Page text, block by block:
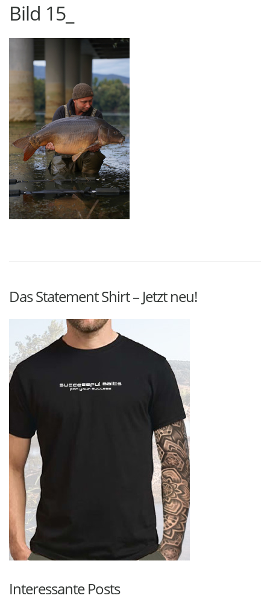
Bild 15_
Das Statement Shirt – Jetzt neu!
Interessante Posts